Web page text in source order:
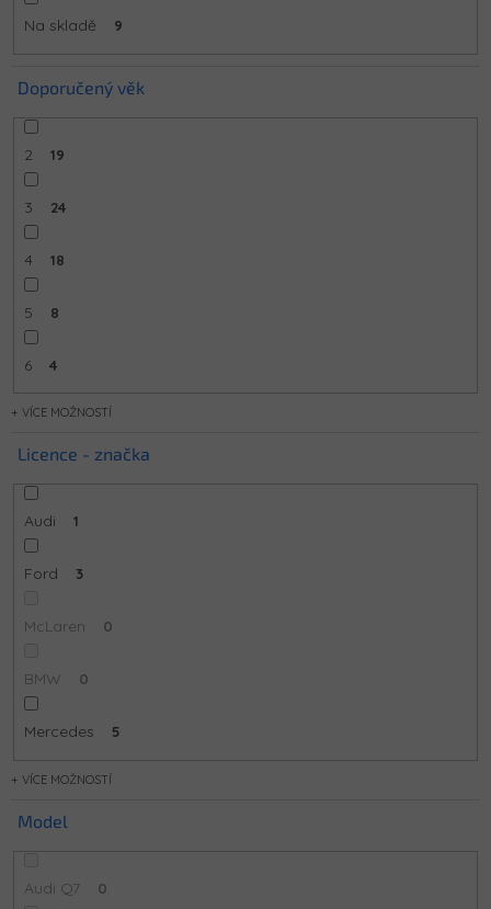
Na skladě 9
Doporučený věk
2 19
3 24
4 18
5 8
6 4
MOŽNOSTÍ
Licence - značka
Audi 1
Ford 3
McLaren 0
BMW 0
Mercedes 5
MOŽNOSTÍ
Model
Audi Q7 0